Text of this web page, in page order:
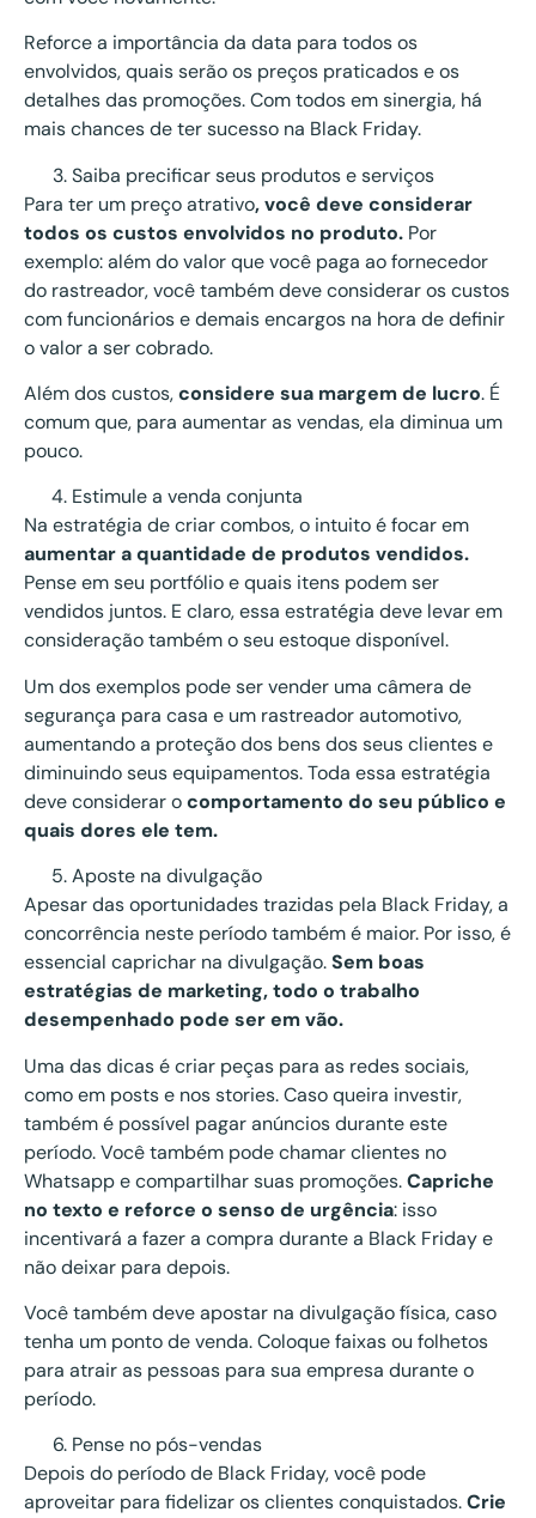
Reforce a importância da data para todos os
envolvidos, quais serão os preços praticados e os
detalhes das promoções. Com todos em sinergia, há
mais chances de ter sucesso na Black Friday.
Saiba precificar seus produtos e serviços
Para ter um preço atrativo, você deve considerar
todos os custos envolvidos no produto. Por
exemplo: além do valor que você paga ao fornecedor
do rastreador, você também deve considerar os custos
com funcionários e demais encargos na hora de definir
o valor a ser cobrado.
Além dos custos,considere sua margem de lucro. É
comum que, para aumentar as vendas, ela diminua um
pouco.
Estimule a venda conjunta
Na estratégia de criar combos, o intuito é focar em
aumentar a quantidade de produtos vendidos.
Pense em seu portfólio e quais itens podem ser
vendidos juntos. E claro, essa estratégia deve levar em
consideração também o seu estoque disponível.
Um dos exemplos pode ser vender uma câmera de
segurança para casa e um rastreador automotivo,
aumentando a proteção dos bens dos seus clientes e
diminuindo seus equipamentos. Toda essa estratégia
deve considerar ocomportamento do seu público e
quais dores ele tem.
Aposte na divulgação
Apesar das oportunidades trazidas pela Black Friday, a
concorrência neste período também é maior. Por isso, é
essencial caprichar na divulgação.Sem boas
estratégias de marketing, todo o trabalho
desempenhado pode ser em vão.
Uma das dicas é criar peças para as redes sociais,
como em posts e nos stories. Caso queira investir,
também é possível pagar anúncios durante este
período. Você também pode chamar clientes no
Whatsapp e compartilhar suas promoções.Capriche
no texto e reforce o senso de urgência: isso
incentivará a fazer a compra durante a Black Friday e
não deixar para depois.
Você também deve apostar na divulgação física, caso
tenha um ponto de venda. Coloque faixas ou folhetos
para atrair as pessoas para sua empresa durante o
período.
Pense no pós-vendas
Depois do período de Black Friday, você pode
aproveitar para fidelizar os clientes conquistados.Crie